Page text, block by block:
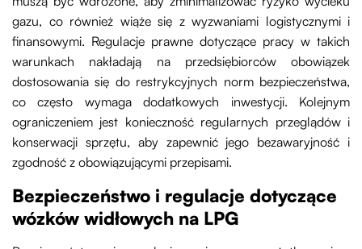
gazu, co również wiąże się z wyzwaniami logistycznymi i
finansowymi. Regulacje prawne dotyczące pracy w takich
warunkach nakładają na przedsiębiorców obowiązek
dostosowania się do restrykcyjnych norm bezpieczeństwa,
co często wymaga dodatkowych inwestycji. Kolejnym
ograniczeniem jest konieczność regularnych przeglądów i
konserwacji sprzętu, aby zapewnić jego bezawaryjność i
zgodność z obowiązującymi przepisami.
Bezpieczeństwo i regulacje dotyczące
wózków widłowych na LPG